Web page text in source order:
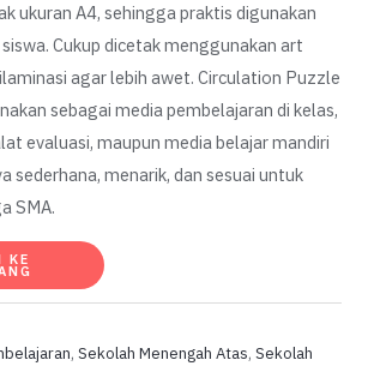
ukuran A4, sehingga praktis digunakan
Cukup dicetak menggunakan art
agar lebih awet. Circulation Puzzle
sebagai media pembelajaran di kelas,
evaluasi, maupun media belajar mandiri
sederhana, menarik, dan sesuai untuk
SMA.
KE
,Sekolah Menengah Atas,Sekolah